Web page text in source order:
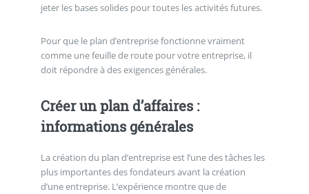
jeter les bases solides pour toutes les activités futures.
Pour que le plan d’entreprise fonctionne vraiment
comme une feuille de route pour votre entreprise, il
doit répondre à des exigences générales.
Créer un plan d’affaires :
informations générales
La création du plan d’entreprise est l’une des tâches les
plus importantes des fondateurs avant la création
d’une entreprise. L’expérience montre que de